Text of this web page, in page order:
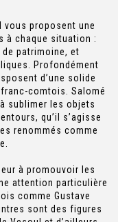
proposent une
à chaque situation :
de patrimoine, et
Profondément
d’une solide
comtois. Salomé
sublimer les objets
qu’il s’agisse
renommés comme
à promouvoir les
attention particulière
comme Gustave
sont des figures